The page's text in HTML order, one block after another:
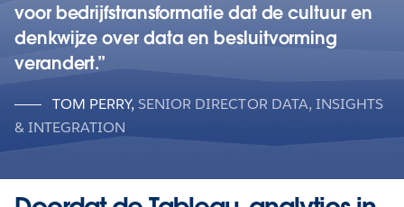
voor bedrijfstransformatie dat de cultuur en
denkwijze over data en besluitvorming
verandert.
TOM PERRY, SENIOR DIRECTOR DATA, INSIGHTS
& INTEGRATION